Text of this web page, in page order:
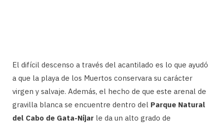
El difícil descenso a través del acantilado es lo que ayudó
a que la playa de los Muertos conservara su carácter
virgen y salvaje. Además, el hecho de que este arenal de
gravilla blanca se encuentre dentro del Parque Natural
del Cabo de Gata-Níjar le da un alto grado de